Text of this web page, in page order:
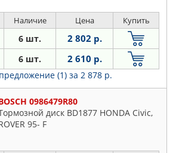
Наличие Цена Купить
6 шт. 2 802 р.
6 шт. 2 610 р.
(1) за 2 878 р.
0986479R80
диск BD1877 HONDA Civic,
95- F